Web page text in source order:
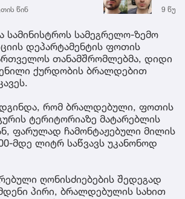
ცნობილი გიგა
მკვლელობაზე
წინ 27
სამინისტროს სამეგრელო-ზემო
დეპარტამენტის ფოთის
თანამშრომლებმა, დიდი
ქურდობის ბრალდებით
რომ ბრალდებული, ფოთის
ტერიტორიაზე მატარებლის
ფარულად ჩამონტაჟებული მილის
მდე ლიტრ საწვავს უკანონოდ
ღონისძიებების შედეგად
პირი, ბრალდებულის სახით